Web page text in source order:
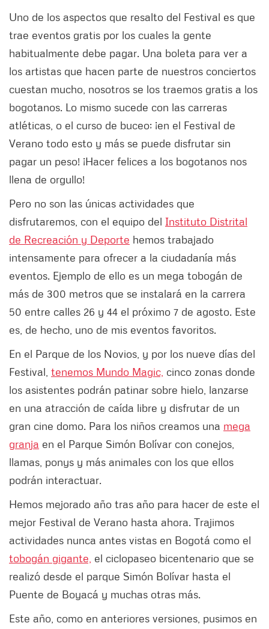
Uno de los aspectos que resalto del Festival es que
trae eventos gratis por los cuales la gente
habitualmente debe pagar. Una boleta para ver a
los artistas que hacen parte de nuestros conciertos
cuestan mucho, nosotros se los traemos gratis a los
bogotanos. Lo mismo sucede con las carreras
atléticas, o el curso de buceo; ¡en el Festival de
Verano todo esto y más se puede disfrutar sin
pagar un peso! ¡Hacer felices a los bogotanos nos
llena de orgullo!
Pero no son las únicas actividades que
disfrutaremos, con el equipo del Instituto Distrital
de Recreación y Deporte hemos trabajado
intensamente para ofrecer a la ciudadanía más
eventos. Ejemplo de ello es un mega tobogán de
más de 300 metros que se instalará en la carrera
50 entre calles 26 y 44 el próximo 7 de agosto. Este
es, de hecho, uno de mis eventos favoritos.
En el Parque de los Novios, y por los nueve días del
Festival, tenemos Mundo Magic, cinco zonas donde
los asistentes podrán patinar sobre hielo, lanzarse
en una atracción de caída libre y disfrutar de un
gran cine domo. Para los niños creamos una mega
granja en el Parque Simón Bolívar con conejos,
llamas, ponys y más animales con los que ellos
podrán interactuar.
Hemos mejorado año tras año para hacer de este el
mejor Festival de Verano hasta ahora. Trajimos
actividades nunca antes vistas en Bogotá como el
tobogán gigante, el ciclopaseo bicentenario que se
realizó desde el parque Simón Bolívar hasta el
Puente de Boyacá y muchas otras más.
Este año, como en anteriores versiones, pusimos en